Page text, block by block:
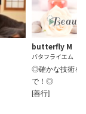
butterfly M
バタフライエム
◎確かな技術を
で！◎
[善行]